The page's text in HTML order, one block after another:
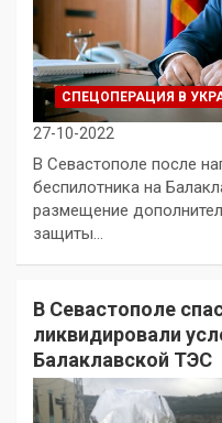
СПЕЦОПЕРАЦИЯ В
27-10-2022
В Севастополе после
беспилотника на
размещение
защиты…
В Севастополе
ликвидировали
Балаклавской ТЭС